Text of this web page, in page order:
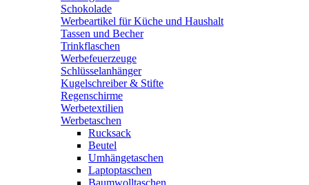
Schokolade
Werbeartikel für Küche und Haushalt
Tassen und Becher
Trinkflaschen
Werbefeuerzeuge
Schlüsselanhänger
Kugelschreiber & Stifte
Regenschirme
Werbetextilien
Werbetaschen
Rucksack
Beutel
Umhängetaschen
Laptoptaschen
Baumwolltaschen